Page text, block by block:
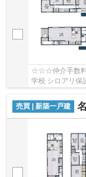
☆☆☆仲介手数料
学校 シロアリ保
売買 | 新築一戸建 名